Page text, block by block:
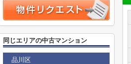
同じエリアの中古マンション
品川区